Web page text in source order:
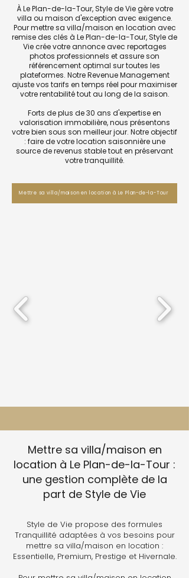
À Le Plan-de-la-Tour, Style de Vie gère votre
villa ou maison d'exception avec exigence.
Pour mettre sa villa/maison en location avec
remise des clés à Le Plan-de-la-Tour, Style de
Vie crée votre annonce avec reportages
photos professionnels et assure son
référencement optimal sur toutes les
plateformes. Notre Revenue Management
ajuste vos tarifs en temps réel pour maximiser
votre rentabilité tout au long de la saison.
Forts de plus de 30 ans d'expertise en
valorisation immobilière, nous présentons
votre bien sous son meilleur jour. Notre objectif
: faire de votre location saisonnière une
source de revenus stable tout en préservant
votre tranquillité.
Mettre sa villa/maison en location à Le Plan-de-la-Tour
Mettre sa villa/maison en
location à Le Plan-de-la-Tour :
une gestion complète de la
part de Style de Vie
Style de Vie propose des formules
Tranquillité adaptées à vos besoins pour
mettre sa villa/maison en location :
Essentielle, Premium, Prestige et Hivernale.